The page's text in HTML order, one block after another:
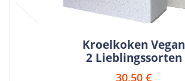
Kroelkoken Vegan
2 Lieblingssorten
30,50 €